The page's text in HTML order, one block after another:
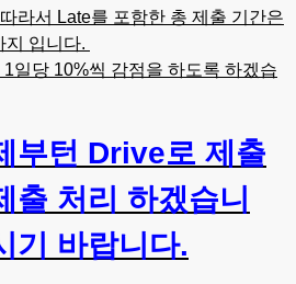
라서 Late를 포함한 총 제출 기간은
지 입니다.
일당 10%씩 감점을 하도록 하겠습
부턴 Drive로 제출
출 처리 하겠습니
기 바랍니다.